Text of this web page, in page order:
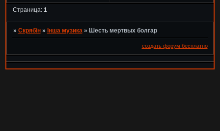
Страница: 1
» Скрябін » Інша музика » Шесть мертвых болгар
создать форум бесплатно